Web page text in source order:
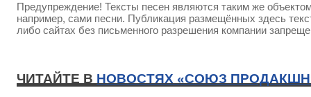
Предупреждение! Тексты песен являются таким же
например, сами песни. Публикация размещённых здесь
либо сайтах без письменного разрешения компании
ЧИТАЙТЕ В НОВОСТЯХ «СОЮЗ